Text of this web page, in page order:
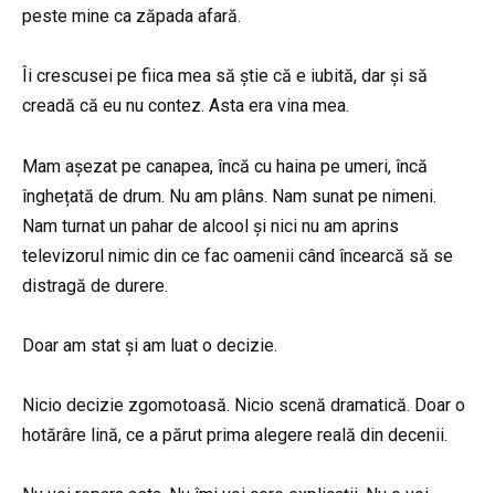
peste mine ca zăpada afară.
Îi crescusei pe fiica mea să știe că e iubită, dar și să
creadă că eu nu contez. Asta era vina mea.
Mam așezat pe canapea, încă cu haina pe umeri, încă
înghețată de drum. Nu am plâns. Nam sunat pe nimeni.
Nam turnat un pahar de alcool și nici nu am aprins
televizorul nimic din ce fac oamenii când încearcă să se
distragă de durere.
Doar am stat și am luat o decizie.
Nicio decizie zgomotoasă. Nicio scenă dramatică. Doar o
hotărâre lină, ce a părut prima alegere reală din decenii.